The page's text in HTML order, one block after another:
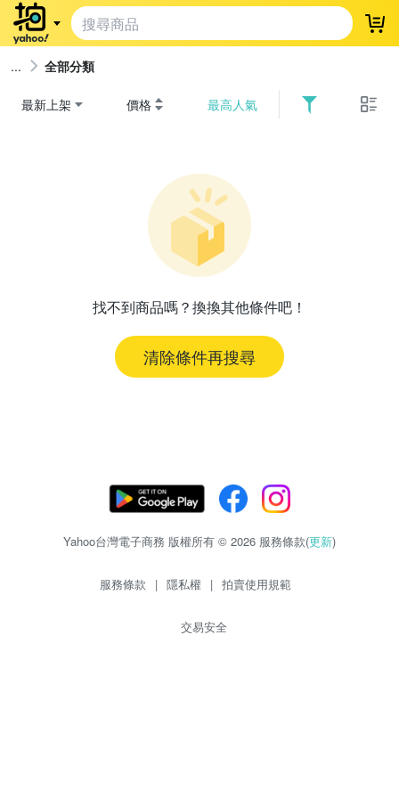
登
全部分類
最新上架 價格 最高人氣
找不到商品嗎？換換其他條件吧！
清除條件再搜尋
Yahoo台灣電子商務 版權所有 © 2026 服務條款(更新)
服務條款 | 隱私權 | 拍賣使用規範
交易安全